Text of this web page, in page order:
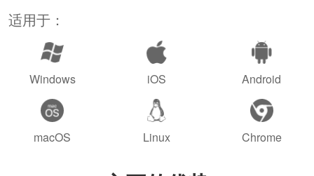
适用于：
Windows iOS Android
macOS Linux Chrome